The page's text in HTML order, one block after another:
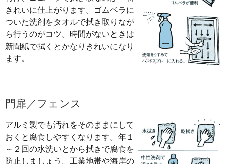
きれいに仕上がります。ゴムベラに
ついた洗剤をタオルで拭き取りなが
ら行うのがコツ。時間がないときは
新聞紙で拭くとかなりきれいになり
ます。
門扉／フェンス
アルミ製でも汚れをそのままにして
おくと腐食しやすくなります。年１
～２回の水洗いとから拭きで腐食を
防止しましょう。工業地帯や海岸の